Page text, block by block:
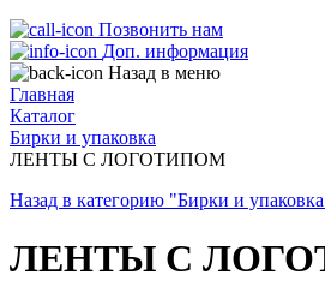
Позвонить нам
Доп. информация
Назад в меню
Главная
Каталог
Бирки и упаковка
ЛЕНТЫ С ЛОГОТИПОМ
Назад в категорию "Бирки и
ЛЕНТЫ С